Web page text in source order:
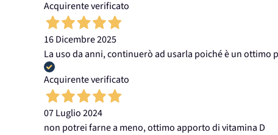
Acquirente verificato
16 Dicembre 2025
La uso da anni, continuerò ad usarla poiché è un ottimo
Acquirente verificato
07 Luglio 2024
non potrei farne a meno, ottimo apporto di vitamina D